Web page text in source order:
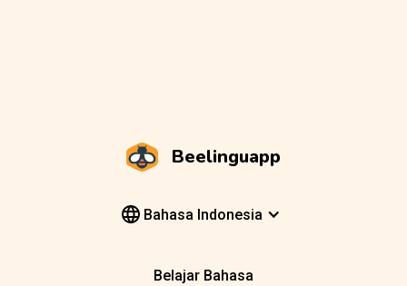
Beelinguapp
Bahasa Indonesia
Belajar Bahasa